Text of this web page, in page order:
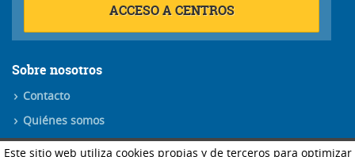
Este sitio web utiliza cookies propias y de terceros para optimizar
ACCESO A CENTROS
Sobre nosotros
Contacto
Quiénes somos
Síguenos